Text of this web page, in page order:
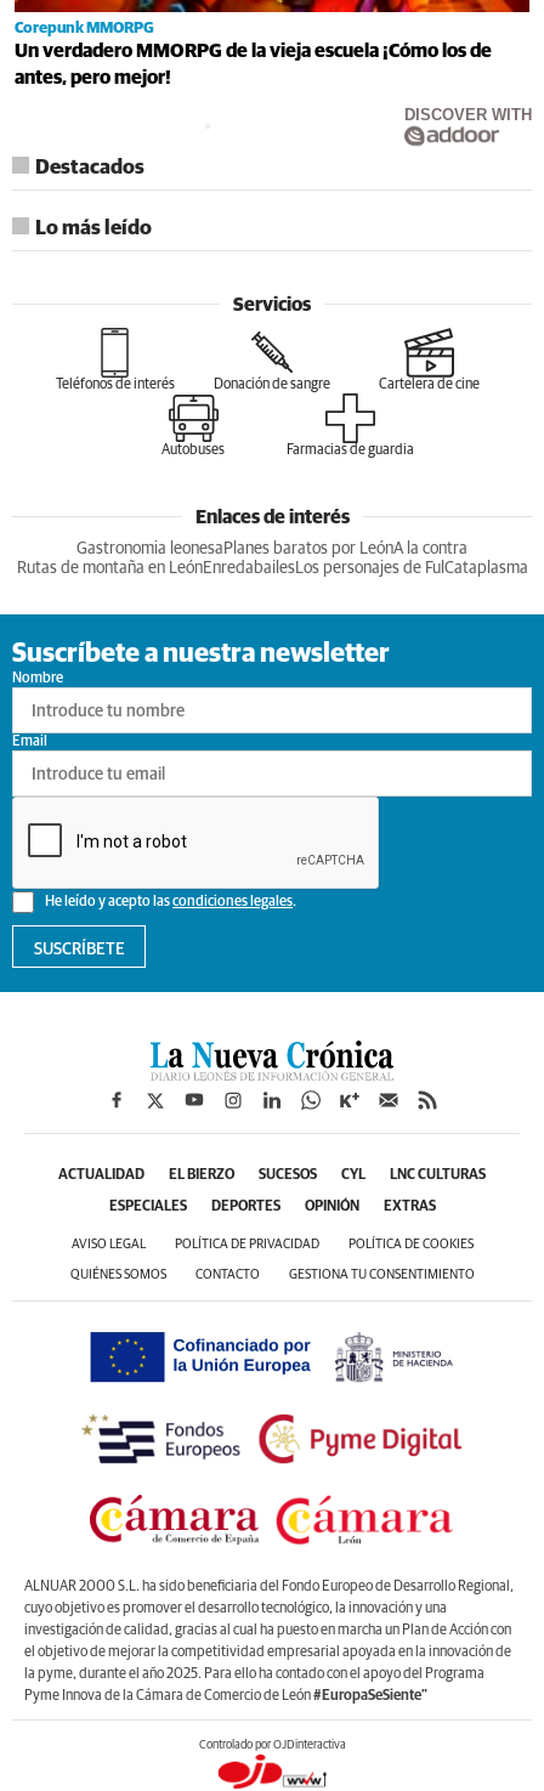
Corepunk MMORPG
Un verdadero MMORPG de la vieja escuela ¡Cómo los de
antes, pero mejor!
DISCOVER WITH
Destacados
Lo más leído
Servicios
Teléfonos de interés Donación de sangre Cartelera de cine
Autobuses Farmacias de guardia
Enlaces de interés
Gastronomia leonesa Planes baratos por LeónA la contra
Rutas de montaña en LeónEnredabailesLos personajes de Ful Cataplasma
Suscríbete a nuestra newsletter
Nombre
He leído y acepto lascondiciones legales.
Email
SUSCRÍBETE
ACTUALIDAD EL BIERZO SUCESOS CYL LNC CULTURAS
ESPECIALES DEPORTES OPINIÓN EXTRAS
AVISO LEGAL POLÍTICA DE PRIVACIDAD POLÍTICA DE COOKIES
QUIÉNES SOMOS CONTACTO GESTIONA TU CONSENTIMIENTO
ALNUAR 2000 S.L. ha sido beneficiaria del Fondo Europeo de Desarrollo Regional,
cuyo objetivo es promover el desarrollo tecnológico, la innovación y una
investigación de calidad, gracias al cual ha puesto en marcha un Plan de Acción con
el objetivo de mejorar la competitividad empresarial apoyada en la innovación de
la pyme, durante el año 2025. Para ello ha contado con el apoyo del Programa
Pyme Innova de la Cámara de Comercio de León#EuropaSeSiente”
Controlado por OJDinteractiva